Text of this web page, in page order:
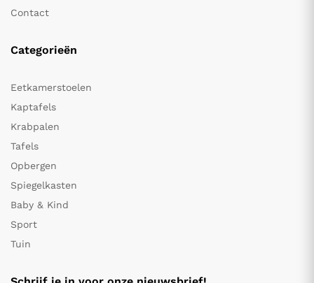
Contact
Categorieën
Eetkamerstoelen
Kaptafels
Krabpalen
Tafels
Opbergen
Spiegelkasten
Baby & Kind
Sport
Tuin